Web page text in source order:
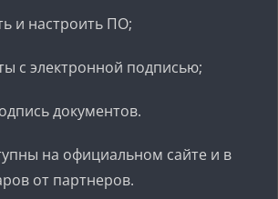
и настроить ПО;
с электронной подписью;
документов.
на официальном сайте и в
от партнеров.